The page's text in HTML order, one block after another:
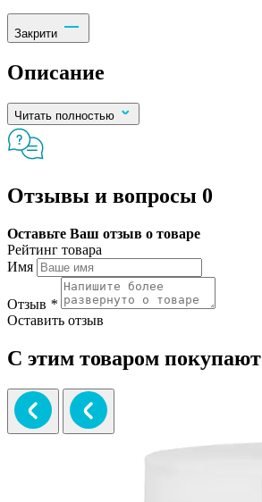
Закрити
Описание
Читать полностью
Отзывы и вопросы 0
Оставьте Ваш отзыв о товаре
Рейтинг товара
Имя
Отзыв *
Оставить отзыв
С этим товаром покупают